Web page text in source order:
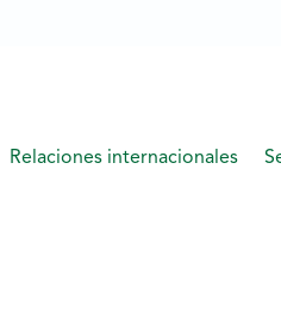
Relaciones internacionales